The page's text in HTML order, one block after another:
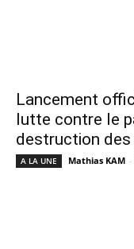
Lancement
lutte contre le
destruction
A LA UNE Mathias KAM -